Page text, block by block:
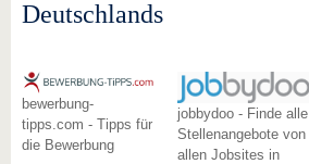
Deutschlands
bewerbung-
tipps.com - Tipps für
die Bewerbung
jobbydoo - Finde alle
Stellenangebote von
allen Jobsites in